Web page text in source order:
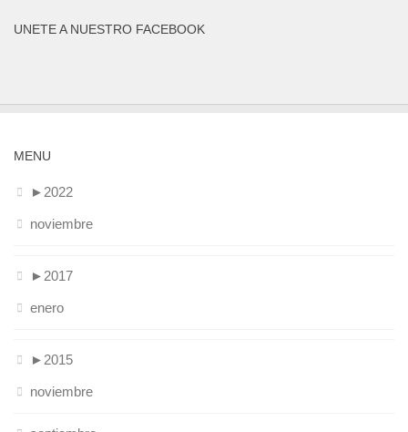
UNETE A NUESTRO FACEBOOK
MENU
► 2022
noviembre
► 2017
enero
► 2015
noviembre